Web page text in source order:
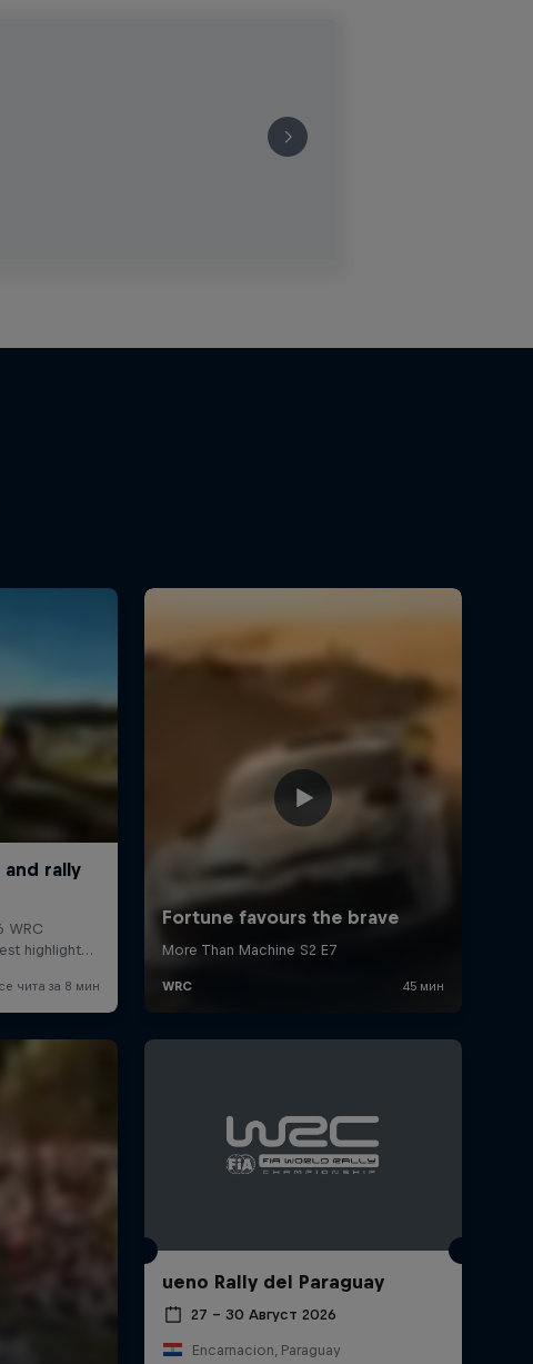
ueno Rally del Paraguay
27 – 30 Август 2026
Encarnacion, Paraguay